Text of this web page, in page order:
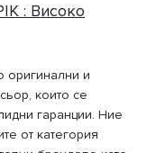
: Високо
оригинални и
които се
гаранции. Ние
от категория